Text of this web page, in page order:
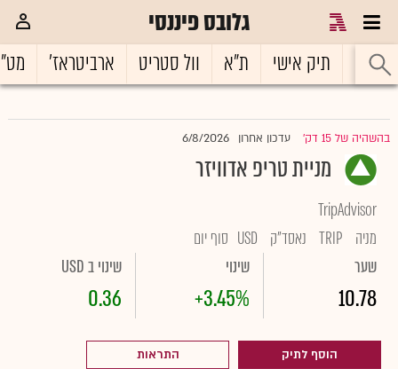
גלובס פיננסי
ראשי תיק אישי ת"א וול סטריט ארביטראז'
בהשהיה של 15 דק' עדכון אחרון 6/8/2026
מניית טריפ אדוויזר
TripAdvisor
מניה
TRIP נאסד"ק USD סוף יום
שער
10.78
שינוי
+3.45%
שינוי ב USD
0.36
הוסף לתיק התראות